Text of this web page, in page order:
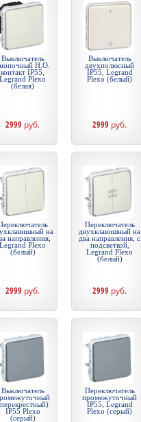
Выключатель
Н.О.
контакт IP55,
Legrand Plexo
(белая)
2999 руб.
Выключатель
двухполюсный
IP55, Legrand
Plexo (белый)
2999 руб.
на
направления,
Legrand Plexo
(белый)
2999 руб.
Переключатель
двухклавишный на
два направления, с
подсветкой,
Legrand Plexo
(белый)
2999 руб.
Выключатель
IP55 Plexo
(серый)
Переключатель
промежуточный
IP55, Legrand
Plexo (серый)